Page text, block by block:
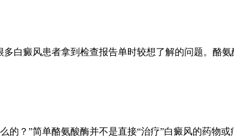
白癜风患者拿到检查报告单时较想了解的问题。酪
？”简单酪氨酸酶并不是直接“治疗”白癜风的药物